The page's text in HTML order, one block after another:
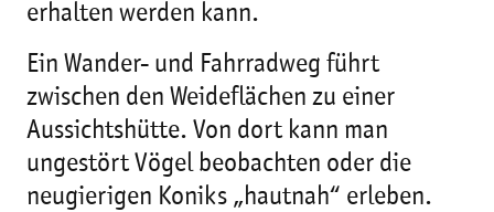
erhalten werden kann.
Ein Wander- und Fahrradweg führt
zwischen den Weideflächen zu einer
Aussichtshütte. Von dort kann man
ungestört Vögel beobachten oder die
neugierigen Koniks „hautnah“ erleben.